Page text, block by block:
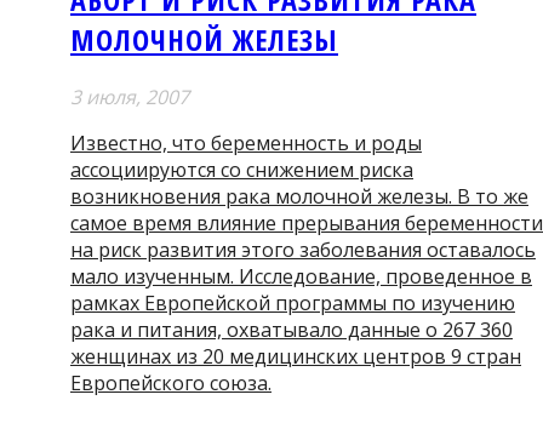
МОЛОЧНОЙ ЖЕЛЕЗЫ
3 июля, 2007
Известно, что беременность и роды
ассоциируются со снижением риска
возникновения рака молочной железы. В то же
самое время влияние прерывания беременности
на риск развития этого заболевания оставалось
мало изученным. Исследование, проведенное в
рамках Европейской программы по изучению
рака и питания, охватывало данные о 267 360
женщинах из 20 медицинских центров 9 стран
Европейского союза.